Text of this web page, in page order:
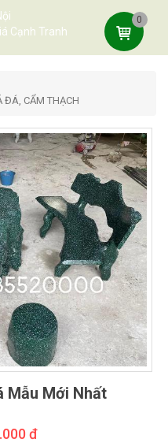
Cạnh Tranh
0
ĐÁ, CẨM THẠCH
Mẫu Mới Nhất
đ